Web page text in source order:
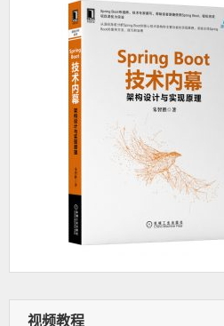
视频教程